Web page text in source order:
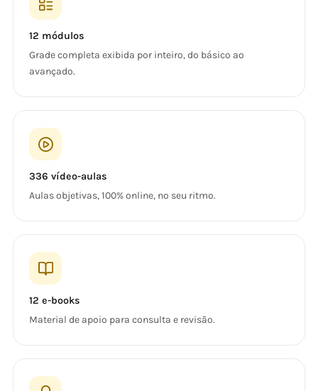
12 módulos
Grade completa exibida por inteiro, do básico ao
avançado.
336 vídeo-aulas
Aulas objetivas, 100% online, no seu ritmo.
12 e-books
Material de apoio para consulta e revisão.